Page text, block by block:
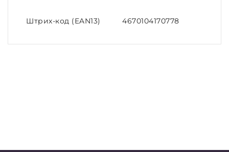
Штрих-код (EAN13) 4670104170778